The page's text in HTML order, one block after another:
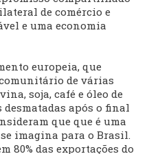
de comércio e
e uma economia
europeia, que
de várias
soja, café e óleo de
após o final
que que é uma
imagina para o Brasil.
80% das exportações do